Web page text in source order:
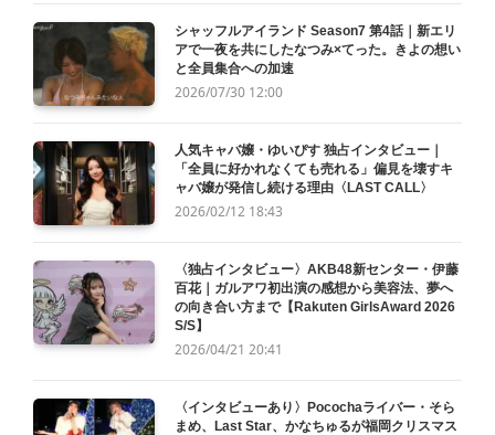
シャッフルアイランド Season7 第4話｜新エリ
アで一夜を共にしたなつみ×てった。きよの想い
と全員集合への加速
2026/07/30 12:00
人気キャバ嬢・ゆいぴす 独占インタビュー｜
「全員に好かれなくても売れる」偏見を壊すキ
ャバ嬢が発信し続ける理由〈LAST CALL〉
2026/02/12 18:43
〈独占インタビュー〉AKB48新センター・伊藤
百花｜ガルアワ初出演の感想から美容法、夢へ
の向き合い方まで【Rakuten GirlsAward 2026
S/S】
2026/04/21 20:41
〈インタビューあり〉Pocochaライバー・そら
まめ、Last Star、かなちゅるが福岡クリスマス